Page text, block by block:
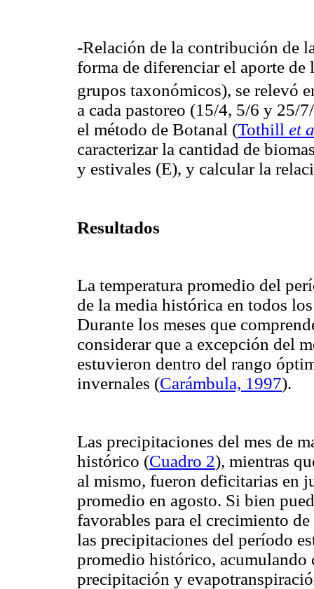
-Relación de la contribución de
forma de diferenciar el aporte de
grupos taxonómicos), se relevó
a cada pastoreo (15/4, 5/6 y 25/
el método de Botanal (Tothill et
caracterizar la cantidad de
y estivales (E), y calcular la
Resultados
La temperatura promedio del
de la media histórica en todos
Durante los meses que
considerar que a excepción del
estuvieron dentro del rango
invernales (Carámbula, 1997).
Las precipitaciones del mes de
histórico (Cuadro 2), mientras
al mismo, fueron deficitarias en
promedio en agosto. Si bien
favorables para el crecimiento
las precipitaciones del período
promedio histórico, acumulando
precipitación y